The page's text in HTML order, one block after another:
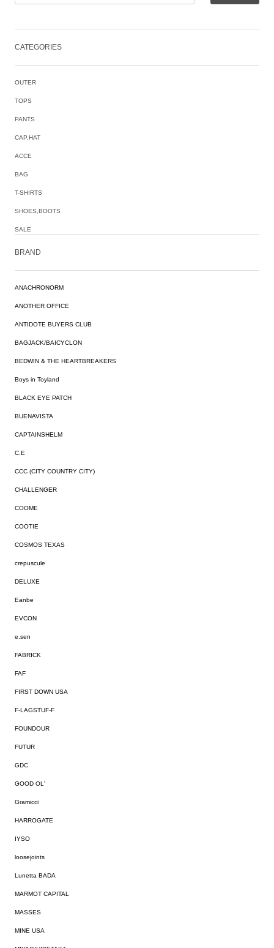
CATEGORIES
OUTER
TOPS
PANTS
CAP,HAT
ACCE
BAG
T-SHIRTS
SHOES,BOOTS
SALE
BRAND
ANACHRONORM
ANOTHER OFFICE
ANTIDOTE BUYERS CLUB
BAGJACK/BAICYCLON
BEDWIN & THE HEARTBREAKERS
Boys in Toyland
BLACK EYE PATCH
BUENAVISTA
CAPTAINSHELM
C.E
CCC (CITY COUNTRY CITY)
CHALLENGER
COOME
COOTIE
COSMOS TEXAS
crepuscule
DELUXE
Eanbe
EVCON
e.sen
FABRICK
FAF
FIRST DOWN USA
F-LAGSTUF-F
FOUNDOUR
FUTUR
GDC
GOOD OL'
Gramicci
HARROGATE
IYSO
loosejoints
Lunetta BADA
MARMOT CAPITAL
MASSES
MINE USA